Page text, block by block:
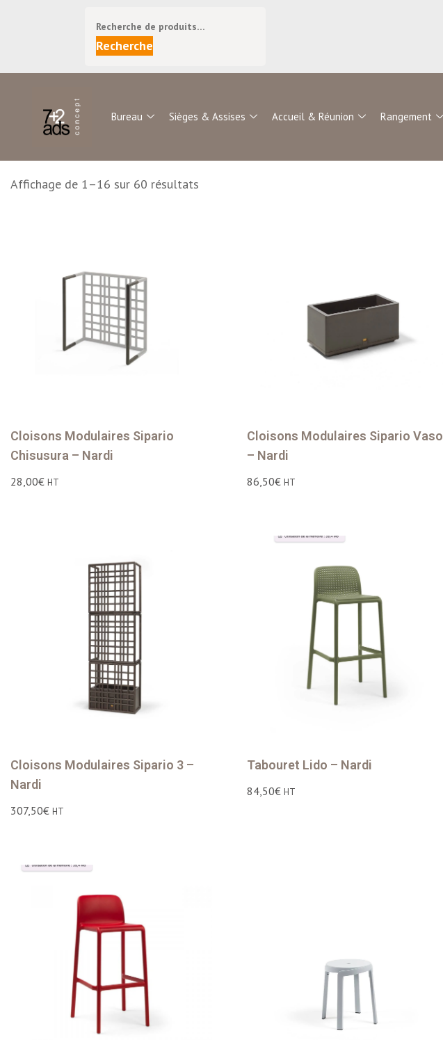
Recherche
Bureau Sièges & Assises Accueil & Réunion Rangement
Affichage de 1–16 sur 60 résultats
Cloisons Modulaires Sipario
Chisusura – Nardi
28,00€ HT
Cloisons Modulaires Sipario Vaso
– Nardi
86,50€ HT
Cloisons Modulaires Sipario 3 –
Nardi
307,50€ HT
Tabouret Lido – Nardi
84,50€ HT